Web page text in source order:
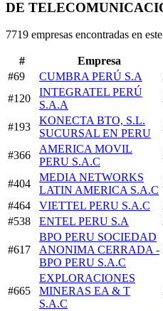
DE
7719 empresas encontradas en
# Empresa
#69
CUMBRA PERÚ S.A
#120
INTEGRATEL PERÚ
S.A.A
#193
KONECTA BTO, S.L.
SUCURSAL EN PERU
#366
AMERICA MOVIL
PERU S.A.C
#404
MEDIA NETWORKS
LATIN AMERICA S.A.C
#464
VIETTEL PERU S.A.C
#538
ENTEL PERU S.A
#617
BPO PERU SOCIEDAD
ANONIMA CERRADA -
BPO PERU S.A.C
#665
EXPLORACIONES
MINERAS EA & T
S.A.C